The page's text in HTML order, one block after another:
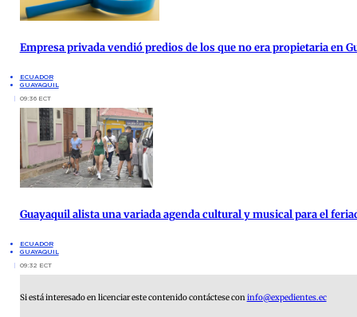
Empresa privada vendió predios de los que no era propietaria en
ECUADOR
GUAYAQUIL
09:36 ECT
Guayaquil alista una variada agenda cultural y musical para el
ECUADOR
GUAYAQUIL
09:32 ECT
Si está interesado en licenciar este contenido contáctese coninfo@expedientes.ec